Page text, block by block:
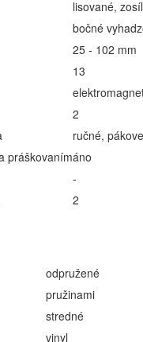
lisované,
bočné
25 - 102 mm
13
2
ručné, pákove
práškovanímáno
-
2
odpružené
pružinami
stredné
vinyl